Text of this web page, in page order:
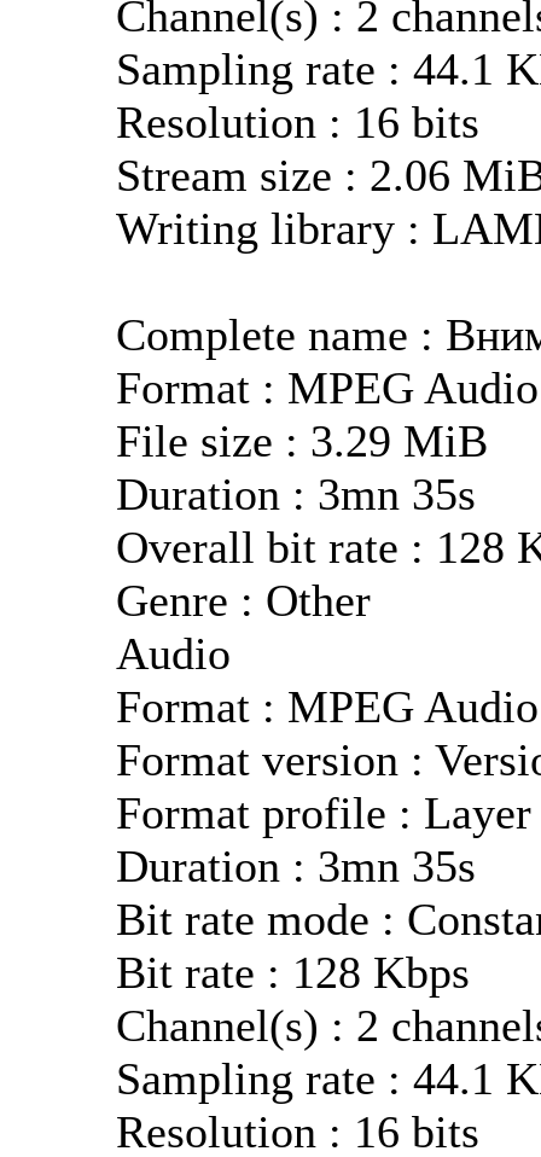
Channel(s) : 2
Sampling rate : 44.1
Resolution : 16 bits
Stream size : 2.06
Writing library :
Complete name :
Format : MPEG Audio
File size : 3.29 MiB
Duration : 3mn 35s
Overall bit rate : 128
Genre : Other
Audio
Format : MPEG Audio
Format version :
Format profile : Layer
Duration : 3mn 35s
Bit rate mode :
Bit rate : 128 Kbps
Channel(s) : 2
Sampling rate : 44.1
Resolution : 16 bits